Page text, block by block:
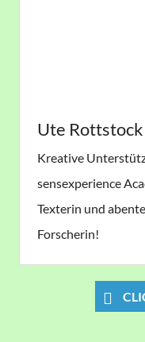
Ute Rottstock
Kreative
sensexperience
Texterin und
Forscherin!